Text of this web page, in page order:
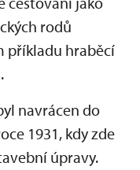
rodů
příkladu hraběcí
navrácen do
1931, kdy zde
úpravy.